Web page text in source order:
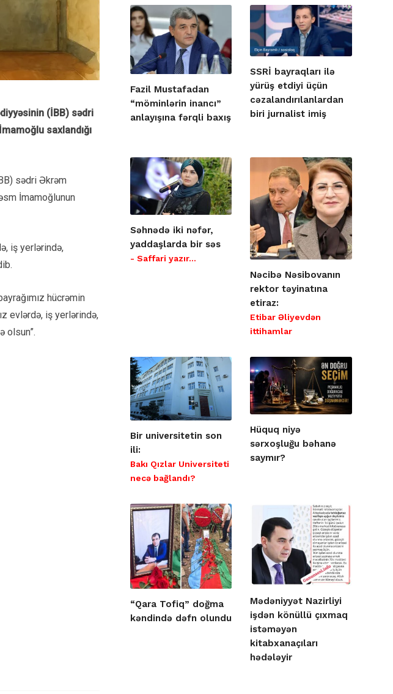
(İBB) sədri
saxlandığı
sədri Əkrəm
İmamoğlunun
iş yerlərində,
hücrəmin
evlərdə, iş yerlərində,
olsun”.
Fazil Mustafadan
“möminlərin inancı”
anlayışına fərqli baxış
SSRİ bayraqları ilə
yürüş etdiyi üçün
cəzalandırılanlardan
biri jurnalist imiş
Səhnədə iki nəfər,
yaddaşlarda bir səs
- Saffari yazır…
Nəcibə Nəsibovanın
rektor təyinatına
etiraz:
Etibar Əliyevdən
ittihamlar
Bir universitetin son
ili:
Bakı Qızlar Universiteti
necə bağlandı?
Hüquq niyə
sərxoşluğu bəhanə
saymır?
“Qara Tofiq” doğma
kəndində dəfn olundu
Mədəniyyət Nazirliyi
işdən könüllü çıxmaq
istəməyən
kitabxanaçıları
hədələyir